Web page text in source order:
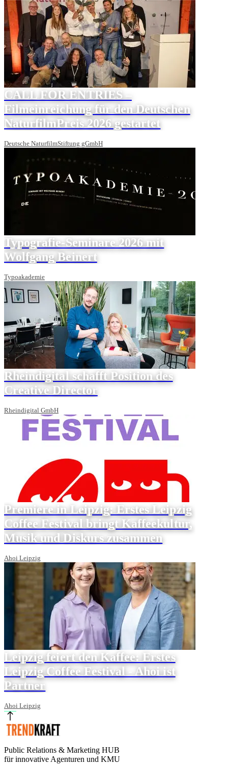
CALL FOR ENTRIES –
Filmeinreichung für den Deutschen
NaturfilmPreis 2026 gestartet
Deutsche NaturfilmStiftung gGmbH
Typografie-Seminare 2026 mit
Wolfgang Beinert
Typoakademie
Rheindigital schafft Position des
Creative Director
Rheindigital GmbH
Premiere in Leipzig: Erstes Leipzig
Coffee Festival bringt Kaffeekultur,
Musik und Diskurs zusammen
Ahoi Leipzig
Leipzig feiert den Kaffee: Erstes
Leipzig Coffee Festival - Ahoi ist
Partner
Ahoi Leipzig
Public Relations & Marketing HUB
für innovative Agenturen und KMU